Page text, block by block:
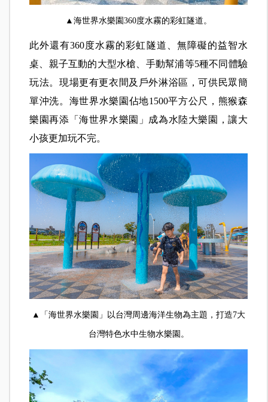
▲海世界水樂園360度水霧的彩虹隧道。
此外還有360度水霧的彩虹隧道、無障礙的益智水
桌、親子互動的大型水槍、手動幫浦等5種不同體驗
玩法。現場更有更衣間及戶外淋浴區，可供民眾簡
單沖洗。海世界水樂園佔地1500平方公尺，熊猴森
樂園再添「海世界水樂園」成為水陸大樂園，讓大
小孩更加玩不完。
▲「海世界水樂園」以台灣周邊海洋生物為主題，打造7大
台灣特色水中生物水樂園。